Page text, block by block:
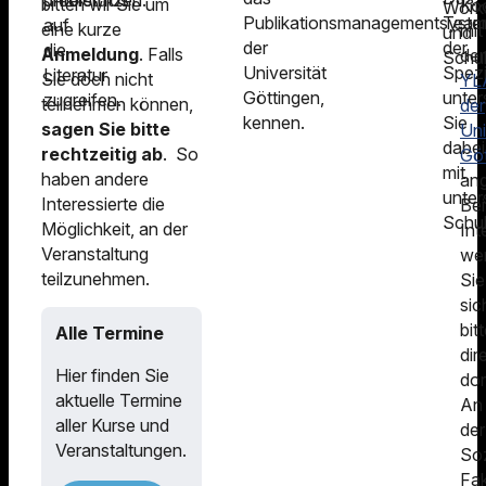
bitten wir Sie um
eine kurze
Anmeldung. Falls
Sie doch nicht
teilnehmen können,
sagen Sie bitte
rechtzeitig ab. So
haben andere
Interessierte die
Möglichkeit, an der
Veranstaltung
teilzunehmen.
Alle Termine
Hier finden Sie
aktuelle Termine
aller Kurse und
Veranstaltungen.
auf
die
Literatur
zugreifen.
der
Universität
Göttingen,
kennen.
Team
der
Sie
dabei
mit
undmit
der
Bei
Sie
An
der